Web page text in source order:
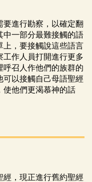
進行勘察，以確定翻
中一部分最難接觸的語
上，要接觸說這些語言
工作人員打開進行更多
召人作他們的族群的
以接觸自己母語聖經
使他們更渴慕神的話
，現正進行舊約聖經